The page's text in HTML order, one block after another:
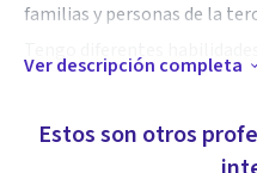
familias y personas de la
Especialidad
Ver descripción completa
Estos son otros